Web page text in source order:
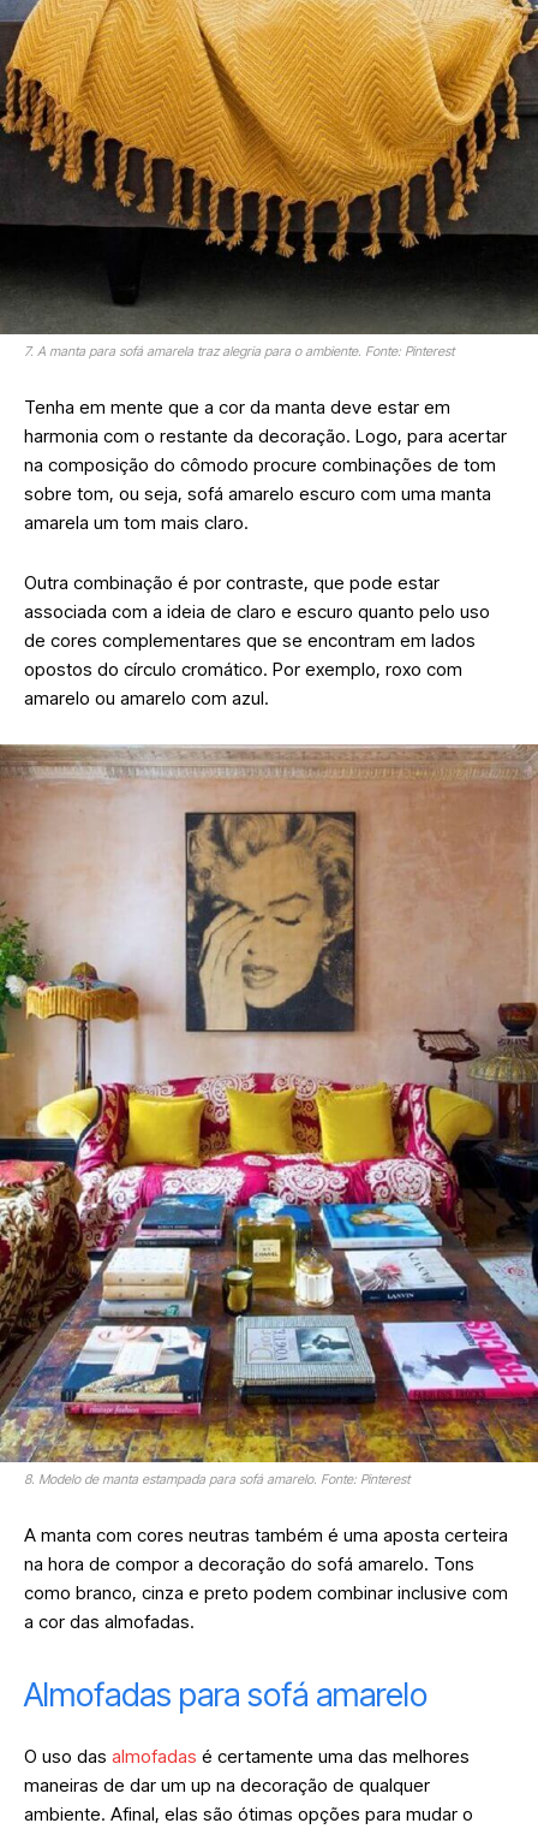
7. A manta para sofá amarela traz alegria para o ambiente. Fonte: Pinterest
Tenha em mente que a cor da manta deve estar em
harmonia com o restante da decoração. Logo, para acertar
na composição do cômodo procure combinações de tom
sobre tom, ou seja, sofá amarelo escuro com uma manta
amarela um tom mais claro.
Outra combinação é por contraste, que pode estar
associada com a ideia de claro e escuro quanto pelo uso
de cores complementares que se encontram em lados
opostos do círculo cromático. Por exemplo, roxo com
amarelo ou amarelo com azul.
8. Modelo de manta estampada para sofá amarelo. Fonte: Pinterest
A manta com cores neutras também é uma aposta certeira
na hora de compor a decoração do sofá amarelo. Tons
como branco, cinza e preto podem combinar inclusive com
a cor das almofadas.
Almofadas para sofá amarelo
O uso das almofadas é certamente uma das melhores
maneiras de dar um up na decoração de qualquer
ambiente. Afinal, elas são ótimas opções para mudar o